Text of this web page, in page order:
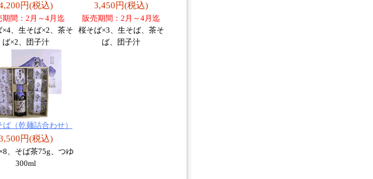
円(税込)
期間：2月～4月迄
×4、生そば×2、茶そ
ば×2、団子汁
3,450円(税込)
販売期間：2月～4月迄
桜そば×3、生そば、茶そ
ば、団子汁
ば（乾麺詰合わせ）
円(税込)
、そば茶75g、つゆ
300ml